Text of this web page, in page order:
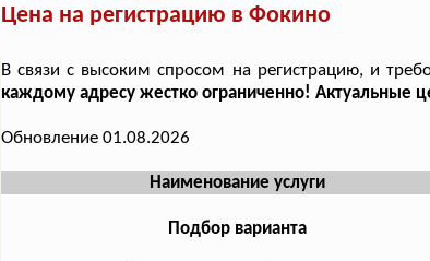
Цена на регистрацию в Фокино
В связи с высоким спросом на регистрацию, и
каждому адресу жестко ограниченно! Актуальные
Обновление 01.08.2026
Наименование услуги
Подбор варианта